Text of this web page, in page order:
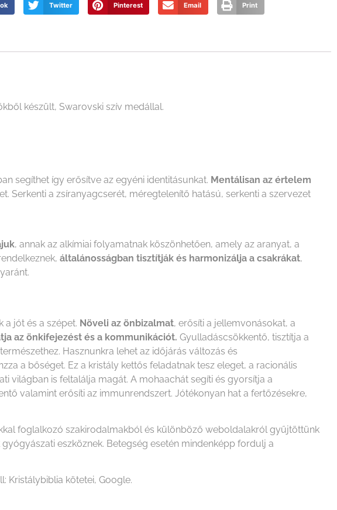
Twitter Pinterest Email Print
készült, Swarovski szív medállal.
segíthet így erősítve az egyéni identitásunkat. Mentálisan az értelem
a zsíranyagcserét, méregtelenítő hatású, serkenti a szervezet
, annak az alkímiai folyamatnak köszönhetően, amely az aranyat, a
általánosságban tisztítják és harmonizálja a csakrákat,
a jót és a szépet. Növeli az önbizalmat, erősíti a jellemvonásokat, a
az önkifejezést és a kommunikációt. Gyulladáscsökkentő, tisztítja a
Hasznunkra lehet az időjárás változás és
a bőséget. Ez a kristály kettős feladatnak tesz eleget, a racionális
világban is feltalálja magát. A mohaachát segíti és gyorsítja a
valamint erősíti az immunrendszert. Jótékonyan hat a fertőzésekre,
foglalkozó szakirodalmakból és különböző weboldalakról gyűjtöttünk
eszköznek. Betegség esetén mindenképp fordulj a
Kristálybiblia kötetei, Google.